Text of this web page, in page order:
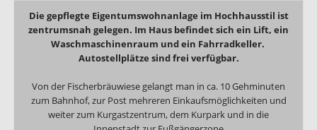
Die gepflegte Eigentumswohnanlage im Hochhausstil ist
zentrumsnah gelegen. Im Haus befindet sich ein Lift, ein
Waschmaschinenraum und ein Fahrradkeller.
Autostellplätze sind frei verfügbar.
Von der Fischerbräuwiese gelangt man in ca. 10 Gehminuten
zum Bahnhof, zur Post mehreren Einkaufsmöglichkeiten und
weiter zum Kurgastzentrum, dem Kurpark und in die